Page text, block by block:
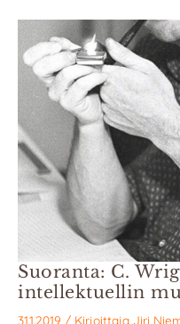
Suoranta: C.
intellektuellin
31.1.2019 / Kirjoittaja Jiri